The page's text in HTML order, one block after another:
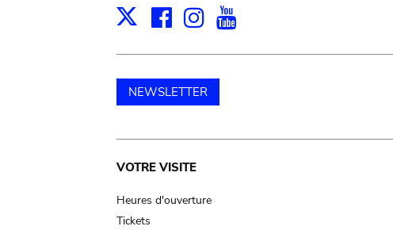
X Facebook
Instagram
NEWSLETTER
Main
navigation
VOTRE VISITE
Heures d'ouverture
Tickets